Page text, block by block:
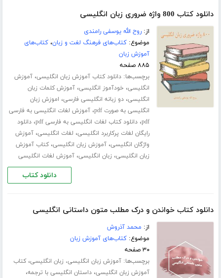
دانلود کتاب 800 واژه ضروری زبان انگلیسی
از:روح الله یوسفی رامندی
موضوع:کتاب‌های فرهنگ لغت و زبان،کتاب‌های
آموزش زبان
۸۸۵ صفحه
برچسب‌ها:دانلود کتاب آموزش زبان انگلیسی،آموزش
انگلیسی، خودآموز انگلیسی،آموزش کلمات زبان
انگلیسی،دو زبانه انگلیسی فارسی، اموزش زبان
انگلیسی به صورت pdf
،آموزش لغات انگلیسی به فارسی
pdf،دانلود کتاب لغات انگلیسی به فارسی pdf ،دانلود
رایگان لغات پرکاربرد انگلیسی، لغات انگلیسی،آموزش
واژگان انگلیسی،آموزش زبان انگلیسی،کتاب آموزش
زبان انگلیسی، زبان انگلیسی،آموزش لغات انگلیسی
دانلود کتاب
دانلود کتاب خواندن و درک مطلب متون داستانی انگلیسی
از: محمد آذروش
موضوع:کتاب‌های آموزش زبان
۳۰ صفحه
برچسب‌ها:آموزش زبان انگلیسی، زبان انگلیسی،کتاب
آموزش زبان انگلیسی،داستان انگلیسی با ترجمه،